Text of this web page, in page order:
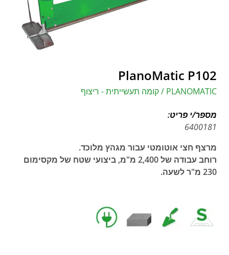
PlanoMatic P102
PLANOMATIC / קומה תעשייתית - ריצוף
מספר/י פריט:
6400181
מרצף חצי אוטומטי עבור מגהץ מלוכד.
רוחב עבודה של 2,400 מ"מ, ביצועי שטח של מקסימום
230 מ"ר לשעה.